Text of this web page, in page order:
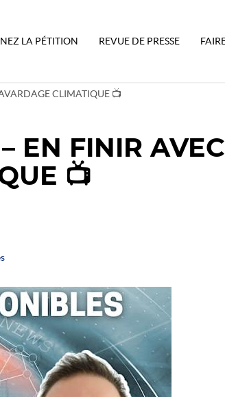
LA PÉTITION REVUE DE PRESSE
CLIMATIQUE 📺
EN FINIR
📺